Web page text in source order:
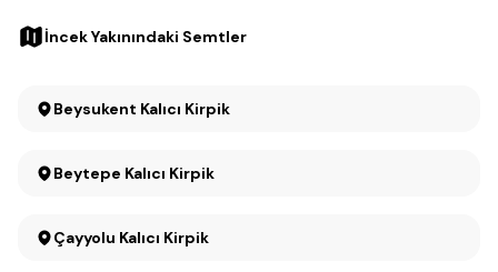
İncek Yakınındaki Semtler
Beysukent Kalıcı Kirpik
Beytepe Kalıcı Kirpik
Çayyolu Kalıcı Kirpik